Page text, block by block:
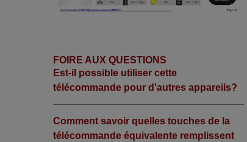
FOIRE AUX QUESTIONS
Est-il possible utiliser cette
télécommande pour d'autres appareils?
Comment savoir quelles touches de la
télécommande équivalente remplissent